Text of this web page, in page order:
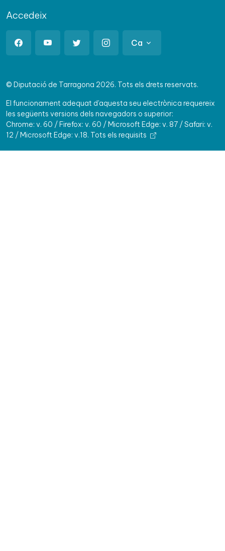
Accedeix
Ca
© Diputació de Tarragona 2026. Tots els drets reservats.
El funcionament adequat d'aquesta seu electrònica requereix
les següents versions dels navegadors o superior:
Chrome: v. 60 / Firefox: v. 60 / Microsoft Edge: v. 87 / Safari: v.
12 / Microsoft Edge: v.18. Tots els requisits